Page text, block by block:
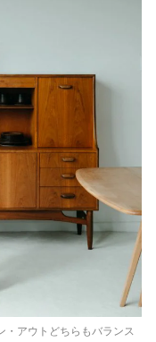
アウトどちらもバランス